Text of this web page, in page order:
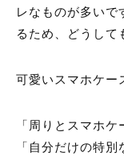
レなものが多いで
るため、どうして
可愛いスマホケー
「周りとスマホケ
「自分だけの特